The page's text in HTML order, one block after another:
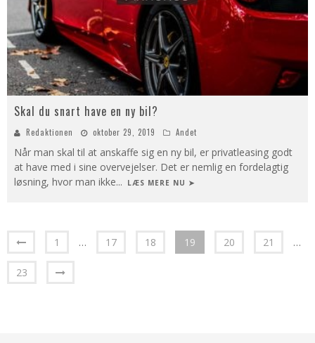
Skal du snart have en ny bil?
Redaktionen oktober 29, 2019 Andet
Når man skal til at anskaffe sig en ny bil, er privatleasing godt
at have med i sine overvejelser. Det er nemlig en fordelagtig
løsning, hvor man ikke... LÆS MERE NU ➤
1 … 17 18 19 20 21 …
23